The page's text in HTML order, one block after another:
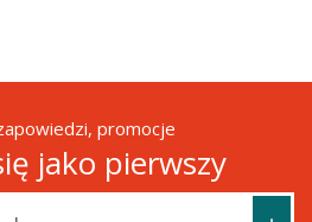
promocje
jako pierwszy